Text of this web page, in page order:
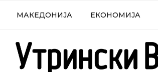
МАКЕДОНИЈА ЕКОНОМИЈА